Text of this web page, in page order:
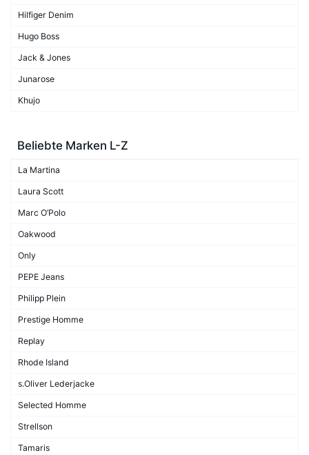
Hilfiger Denim
Hugo Boss
Jack & Jones
Junarose
Khujo
Beliebte Marken L-Z
La Martina
Laura Scott
Marc O’Polo
Oakwood
Only
PEPE Jeans
Philipp Plein
Prestige Homme
Replay
Rhode Island
s.Oliver Lederjacke
Selected Homme
Strellson
Tamaris